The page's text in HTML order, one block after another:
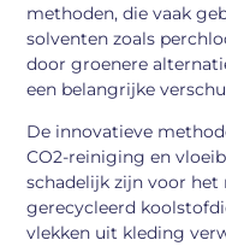
methoden, die vaak
solventen zoals
door groenere
een belangrijke
De innovatieve
CO2-reiniging en
schadelijk zijn voor
gerecycleerd
vlekken uit kleding